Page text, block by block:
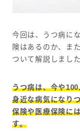
今回は、うつ病に
険はあるのか、ま
ついて解説しました
うつ病は、今や
身近な病気になり
保険や医療保険に
す。